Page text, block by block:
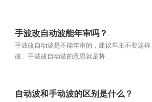
手波改自动波能年审吗？
手波改自动波是不能年审的，建议车主不要这样
改。手波改自动波的意思就是将...
自动波和手动波的区别是什么？